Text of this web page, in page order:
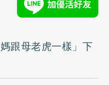
跟母老虎一樣」下